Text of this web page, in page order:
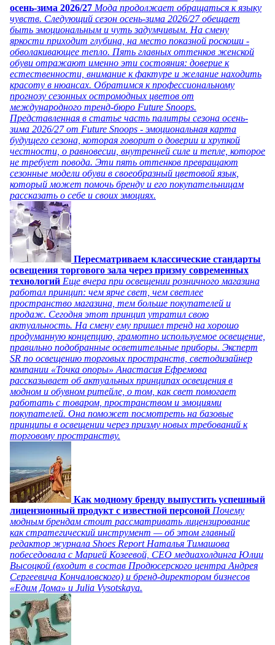
осень-зима 2026/27 Мода продолжает обращаться к языку
чувств. Следующий сезон осень-зима 2026/27 обещает
быть эмоциональным и чуть задумчивым. На смену
яркости приходит глубина, на место показной роскоши -
обволакивающее тепло. Пять главных оттенков женской
обуви отражают именно эти состояния: доверие к
естественности, внимание к фактуре и желание находить
красоту в нюансах. Обратимся к профессиональному
прогнозу сезонных остромодных цветов от
международного тренд-бюро Future Snoops.
Представленная в статье часть палитры сезона осень-
зима 2026/27 от Future Snoops - эмоциональная карта
будущего сезона, которая говорит о доверии и хрупкой
честности, о равновесии, внутренней силе и тепле, которое
не требует повода. Эти пять оттенков превращают
сезонные модели обуви в своеобразный цветовой язык,
который может помочь бренду и его покупательницам
рассказать о себе и своих эмоциях.
Пересматриваем классические стандарты
освещения торгового зала через призму современных
технологий Еще вчера при освещении розничного магазина
работал принцип: чем ярче свет, чем светлее
пространство магазина, тем больше покупателей и
продаж. Сегодня этот принцип утратил свою
актуальность. На смену ему пришел тренд на хорошо
продуманную концепцию, грамотно используемое освещение,
правильно подобранные осветительные приборы. Эксперт
SR по освещению торговых пространств, светодизайнер
компании «Точка опоры» Анастасия Ефремова
рассказывает об актуальных принципах освещения в
модном и обувном ритейле, о том, как свет помогает
работать с товаром, пространством и эмоциями
покупателей. Она поможет посмотреть на базовые
принципы в освещении через призму новых требований к
торговому пространству.
Как модному бренду выпустить успешный
лицензионный продукт с известной персоной Почему
модным брендам стоит рассматривать лицензирование
как стратегический инструмент — об этом главный
редактор журнала Shoes Report Наталья Тимашова
побеседовала с Марией Козеевой, СЕО медиахолдинга Юлии
Высоцкой (входит в состав Продюсерского центра Андрея
Сергеевича Кончаловского) и бренд-директором бизнесов
«Едим Дома» и Julia Vysotskaya.